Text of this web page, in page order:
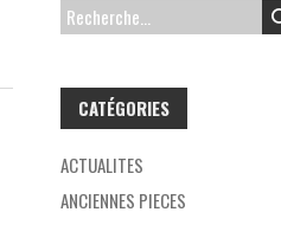
R
C
H
E
R
CATÉGORIES
ACTUALITES
ANCIENNES PIECES